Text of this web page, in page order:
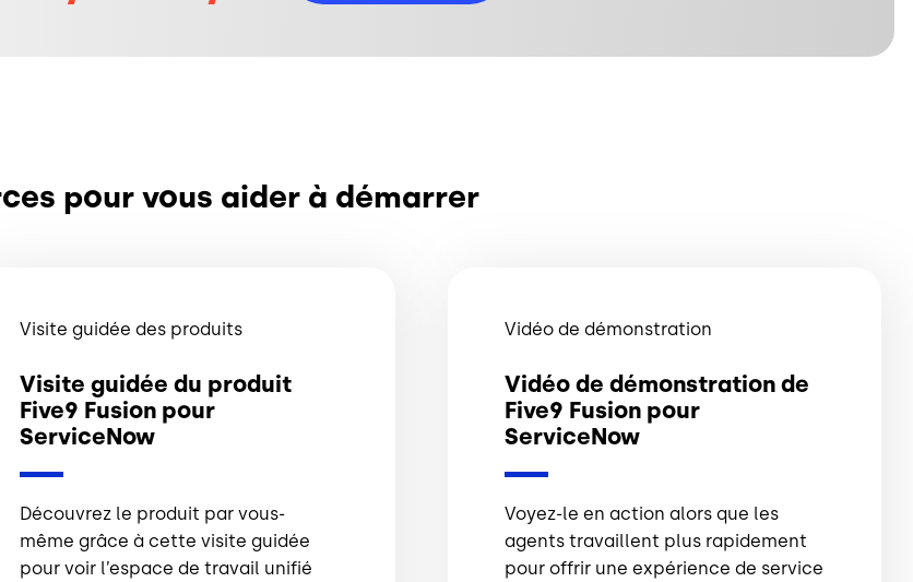
pour vous aider à démarrer
Visite guidée des produits
Visite guidée du produit
Five9 Fusion pour
ServiceNow
Découvrez le produit par vous-
même grâce à cette visite guidée
pour voir l’espace de travail unifié
Vidéo de démonstration
Vidéo de démonstration de
Five9 Fusion pour
ServiceNow
Voyez-le en action alors que les
agents travaillent plus rapidement
pour offrir une expérience de service